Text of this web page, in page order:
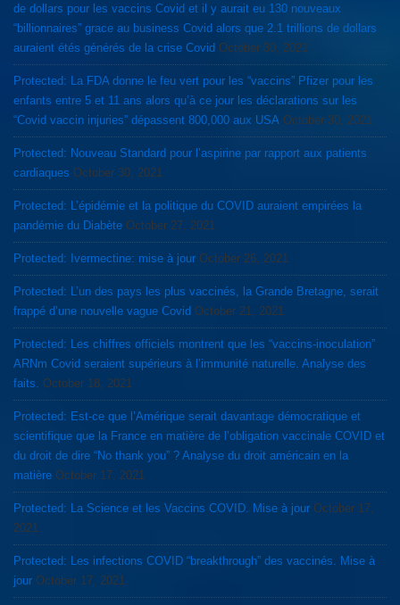
de dollars pour les vaccins Covid et il y aurait eu 130 nouveaux
“billionnaires” grace au business Covid alors que 2.1 trillions de dollars
auraient étés générés de la crise Covid October 30, 2021
Protected: La FDA donne le feu vert pour les “vaccins” Pfizer pour les
enfants entre 5 et 11 ans alors qu’à ce jour les déclarations sur les
“Covid vaccin injuries” dépassent 800,000 aux USA October 30, 2021
Protected: Nouveau Standard pour l’aspirine par rapport aux patients
cardiaques October 30, 2021
Protected: L’épidémie et la politique du COVID auraient empirées la
pandémie du Diabète October 27, 2021
Protected: Ivermectine: mise à jour October 26, 2021
Protected: L’un des pays les plus vaccinés, la Grande Bretagne, serait
frappé d’une nouvelle vague Covid October 21, 2021
Protected: Les chiffres officiels montrent que les “vaccins-inoculation”
ARNm Covid seraient supérieurs à l’immunité naturelle. Analyse des
faits.
October 18, 2021
Protected: Est-ce que l’Amérique serait davantage démocratique et
scientifique que la France en matière de l’obligation vaccinale COVID et
du droit de dire “No thank you” ? Analyse du droit américain en la
matière October 17, 2021
Protected: La Science et les Vaccins COVID. Mise à jour October 17,
2021
Protected: Les infections COVID “breakthrough” des vaccinés. Mise à
jour October 17, 2021